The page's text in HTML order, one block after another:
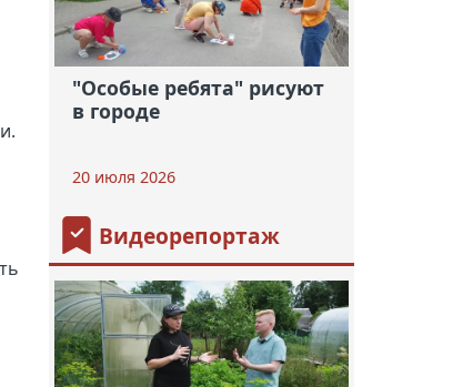
"Особые ребята" рисуют
в городе
20 июля 2026
Видеорепортаж